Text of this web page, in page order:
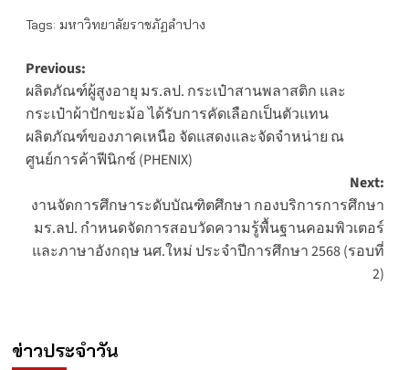
Tags: มหาวิทยาลัยราชภัฏลำปาง
Post
navigation
Previous:
ผลิตภัณฑ์ผู้สูงอายุ มร.ลป. กระเป๋าสานพลาสติก และ
กระเป๋าผ้าปักขะม้อ ได้รับการคัดเลือกเป็นตัวแทน
ผลิตภัณฑ์ของภาคเหนือ จัดแสดงและจัดจำหน่าย ณ
ศูนย์การค้าฟีนิกซ์ (PHENIX)
Next:
งานจัดการศึกษาระดับบัณฑิตศึกษา กองบริการการศึกษา
มร.ลป. กำหนดจัดการสอบวัดความรู้พื้นฐานคอมพิวเตอร์
และภาษาอังกฤษ นศ.ใหม่ ประจำปีการศึกษา 2568 (รอบที่
2)
ข่าวประจำวัน